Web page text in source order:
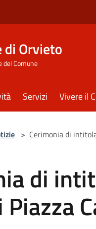
di Orvieto
del Comune
Servizi Vivere il
> Cerimonia di
di